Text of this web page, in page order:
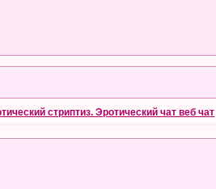
стриптиз. Эротический чат веб чат